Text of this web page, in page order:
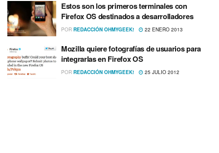
Estos son los primeros terminales con
Firefox OS destinados a desarrolladores
POR REDACCIÓN OHMYGEEK! 22 ENERO 2013
Mozilla quiere fotografí­as de usuarios para
integrarlas en Firefox OS
POR REDACCIÓN OHMYGEEK! 25 JULIO 2012